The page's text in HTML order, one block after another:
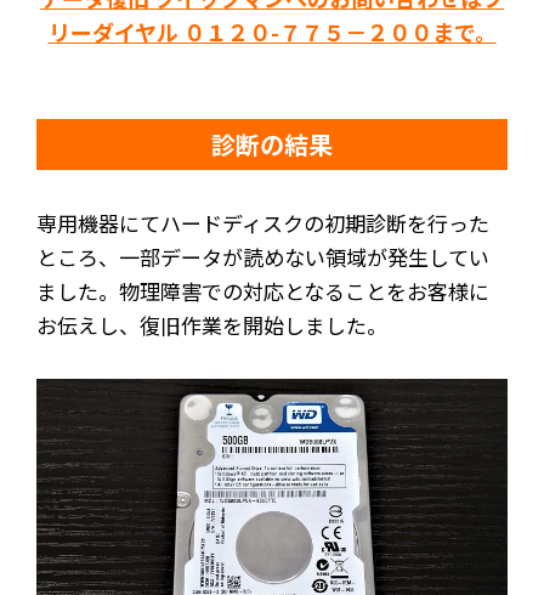
リーダイヤル ０１２０-７７５－２００まで。
診断の結果
専用機器にてハードディスクの初期診断を行った
ところ、一部データが読めない領域が発生してい
ました。物理障害での対応となることをお客様に
お伝えし、復旧作業を開始しました。